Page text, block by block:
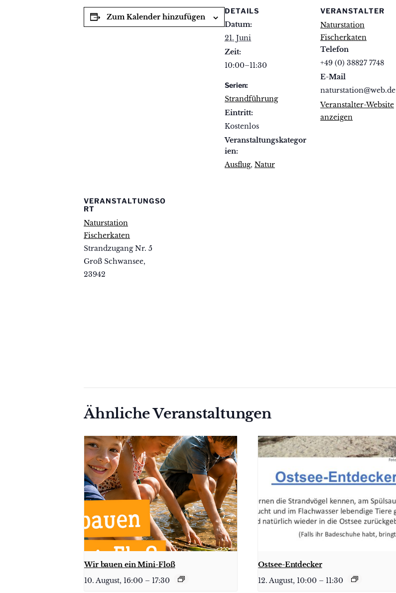
Zum Kalender hinzufügen
DETAILS
Datum:
21. Juni
Zeit:
10:00–11:30
Serien:
Strandführung
Eintritt:
Kostenlos
Veranstaltungskategor
ien:
Ausflug, Natur
VERANSTALTER
Naturstation
Fischerkaten
Telefon
+49 (0) 38827 7748
E-Mail
naturstation@web.de
Veranstalter-Website
anzeigen
VERANSTALTUNGSO
RT
Naturstation
Fischerkaten
Strandzugang Nr. 5
Groß Schwansee,
23942
Ähnliche Veranstaltungen
Wir bauen ein Mini-Floß
10. August, 16:00 – 17:30
Ostsee-Entdecker
12. August, 10:00 – 11:30